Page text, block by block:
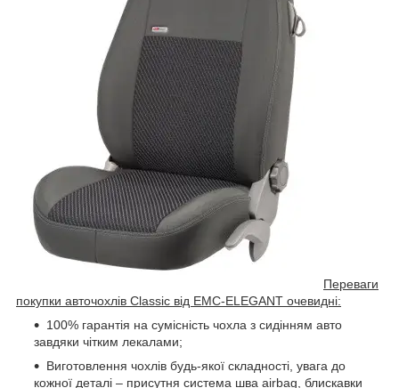
Переваги
покупки авточохлів Classic від EMC-ELEGANT очевидні:
100% гарантія на сумісність чохла з сидінням авто
завдяки чітким лекалами;
Виготовлення чохлів будь-якої складності, увага до
кожної деталі – присутня система шва airbag, блискавки